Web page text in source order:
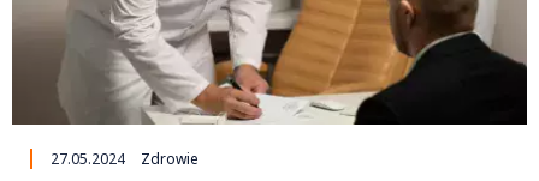
27.05.2024 Zdrowie